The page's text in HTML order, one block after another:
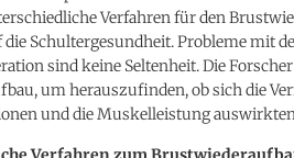
Verfahren für den
Schultergesundheit. Probleme mit
sind keine Seltenheit. Die
um herauszufinden, ob sich die
und die Muskelleistung